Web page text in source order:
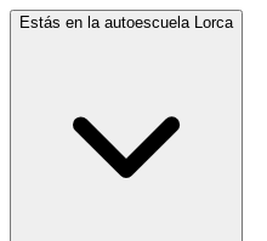
Estás en la autoescuela Lorca